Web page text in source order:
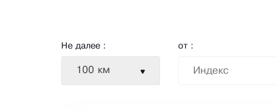
Не далее :
100 км
от :